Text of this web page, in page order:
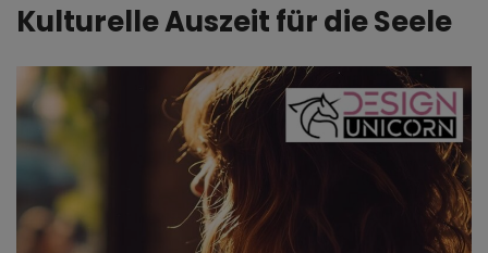
Kulturelle Auszeit für die Seele